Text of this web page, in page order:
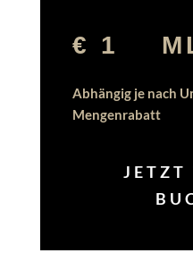
€ 1
Abhängig je nach
Mengenrabatt
JETZT